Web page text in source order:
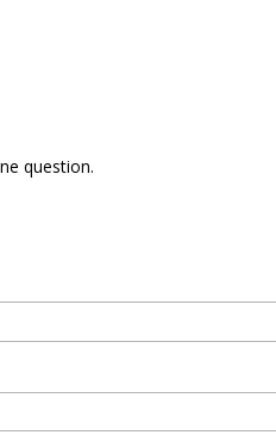
question.